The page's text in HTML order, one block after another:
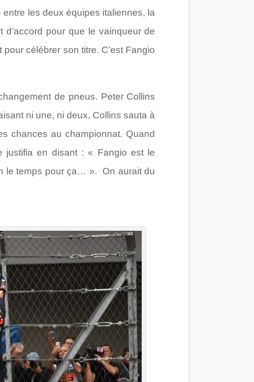
les deux équipes italiennes, la
pour que le vainqueur de
célébrer son titre. C’est Fangio
de pneus. Peter Collins
ni une, ni deux, Collins sauta à
chances au championnat. Quand
justifia en disant : « Fangio est le
le temps pour ça… ». On aurait du